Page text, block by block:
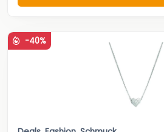
-40%